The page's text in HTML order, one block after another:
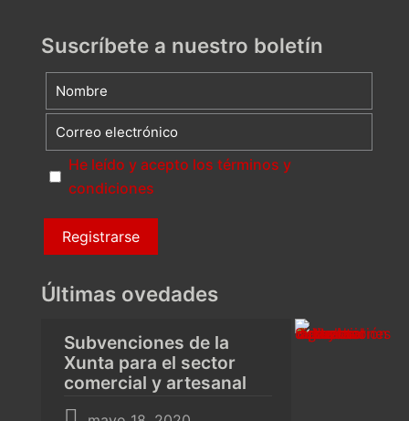
Suscríbete a nuestro boletín
He leído y acepto los términos y
condiciones
Últimas ovedades
Subvenciones de la
Xunta para el sector
comercial y artesanal